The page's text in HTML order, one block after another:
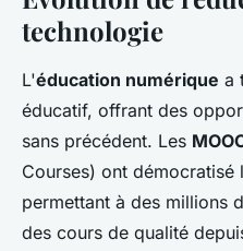
technologie
L'éducation numérique a
éducatif, offrant des
sans précédent. Les
Courses) ont
permettant à des millions
des cours de qualité